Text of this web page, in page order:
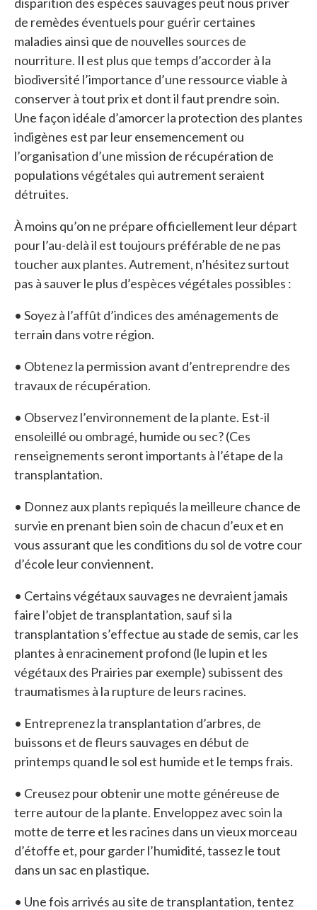
de remèdes éventuels pour guérir certaines
maladies ainsi que de nouvelles sources de
nourriture. Il est plus que temps d’accorder à la
biodiversité l’importance d’une ressource viable à
conserver à tout prix et dont il faut prendre soin.
Une façon idéale d’amorcer la protection des plantes
indigènes est par leur ensemencement ou
l’organisation d’une mission de récupération de
populations végétales qui autrement seraient
détruites.
À moins qu’on ne prépare officiellement leur départ
pour l’au-delà il est toujours préférable de ne pas
toucher aux plantes. Autrement, n’hésitez surtout
pas à sauver le plus d’espèces végétales possibles :
• Soyez à l’affût d’indices des aménagements de
terrain dans votre région.
• Obtenez la permission avant d’entreprendre des
travaux de récupération.
• Observez l’environnement de la plante. Est-il
ensoleillé ou ombragé, humide ou sec? (Ces
renseignements seront importants à l’étape de la
transplantation.
• Donnez aux plants repiqués la meilleure chance de
survie en prenant bien soin de chacun d’eux et en
vous assurant que les conditions du sol de votre cour
d’école leur conviennent.
• Certains végétaux sauvages ne devraient jamais
faire l’objet de transplantation, sauf si la
transplantation s’effectue au stade de semis, car les
plantes à enracinement profond (le lupin et les
végétaux des Prairies par exemple) subissent des
traumatismes à la rupture de leurs racines.
• Entreprenez la transplantation d’arbres, de
buissons et de fleurs sauvages en début de
printemps quand le sol est humide et le temps frais.
• Creusez pour obtenir une motte généreuse de
terre autour de la plante. Enveloppez avec soin la
motte de terre et les racines dans un vieux morceau
d’étoffe et, pour garder l’humidité, tassez le tout
dans un sac en plastique.
• Une fois arrivés au site de transplantation, tentez